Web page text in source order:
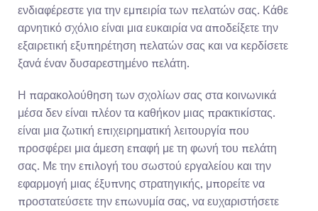
ενδιαφέρεστε για την εμπειρία των πελατών σας. Κάθε
αρνητικό σχόλιο είναι μια ευκαιρία να αποδείξετε την
εξαιρετική εξυπηρέτηση πελατών σας και να κερδίσετε
ξανά έναν δυσαρεστημένο πελάτη.
Η παρακολούθηση των σχολίων σας στα κοινωνικά
μέσα δεν είναι πλέον τα καθήκον μιας πρακτικίστας.
είναι μια ζωτική επιχειρηματική λειτουργία που
προσφέρει μια άμεση επαφή με τη φωνή του πελάτη
σας. Με την επιλογή του σωστού εργαλείου και την
εφαρμογή μιας έξυπνης στρατηγικής, μπορείτε να
προστατεύσετε την επωνυμία σας, να ευχαριστήσετε